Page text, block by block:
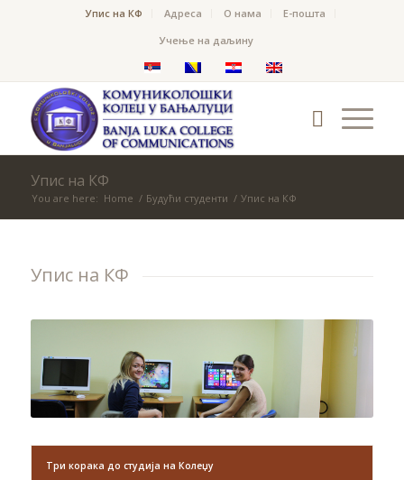
Упис на КФ Адреса О нама
Е-пошта
Учење на даљину
Упис на КФ
You are here: Home / Будући студенти / Упис на КФ
Упис на КФ
Три корака до студија на Колеџу